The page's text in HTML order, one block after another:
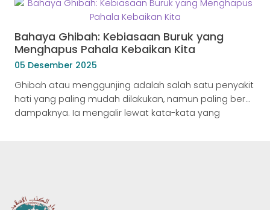
Bahaya Ghibah: Kebiasaan Buruk yang
Menghapus Pahala Kebaikan Kita
05 Desember 2025
Ghibah atau menggunjing adalah salah satu penyakit
hati yang paling mudah dilakukan, namun paling berat
dampaknya. Ia mengalir lewat kata-kata yang
mengumpulkan kisah para sufi yang […]